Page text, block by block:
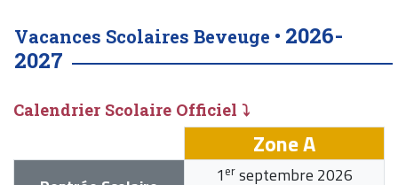
Vacances Scolaires Beveuge • 2026-
2027
Calendrier Scolaire Officiel ⤵
Zone A
1 er septembre 2026